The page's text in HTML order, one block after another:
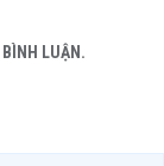
LUẬN.